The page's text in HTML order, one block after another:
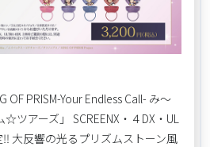
OF PRISM-Your Endless Call- み～
ツアーズ」 SCREENX・４DX・UL
‼ 大反響の光るプリズムストーン風